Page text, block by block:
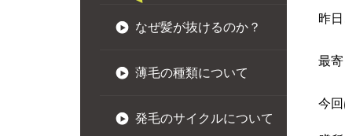
なぜ髪が抜けるのか？
薄毛の種類について
発毛のサイクルについて
昨
最
今